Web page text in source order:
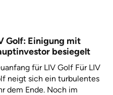
Golf: Einigung mit
besiegelt
für LIV Golf Für LIV
neigt sich ein turbulentes
dem Ende. Noch im